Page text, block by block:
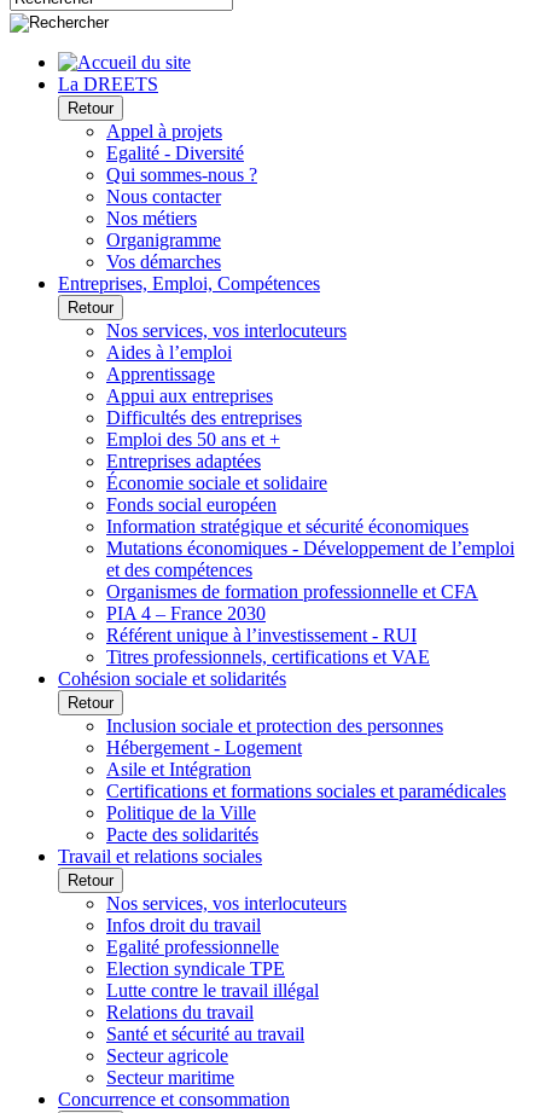
La DREETS
Retour
Appel à projets
Egalité - Diversité
Qui sommes-nous ?
Nous contacter
Nos métiers
Organigramme
Vos démarches
Entreprises, Emploi, Compétences
Retour
Nos services, vos interlocuteurs
Aides à l’emploi
Apprentissage
Appui aux entreprises
Difficultés des entreprises
Emploi des 50 ans et +
Entreprises adaptées
Économie sociale et solidaire
Fonds social européen
Information stratégique et sécurité économiques
Mutations économiques - Développement de l’emploi
et des compétences
Organismes de formation professionnelle et CFA
PIA 4 – France 2030
Référent unique à l’investissement - RUI
Titres professionnels, certifications et VAE
Cohésion sociale et solidarités
Retour
Inclusion sociale et protection des personnes
Hébergement - Logement
Asile et Intégration
Certifications et formations sociales et paramédicales
Politique de la Ville
Pacte des solidarités
Travail et relations sociales
Retour
Nos services, vos interlocuteurs
Infos droit du travail
Egalité professionnelle
Election syndicale TPE
Lutte contre le travail illégal
Relations du travail
Santé et sécurité au travail
Secteur agricole
Secteur maritime
Concurrence et consommation